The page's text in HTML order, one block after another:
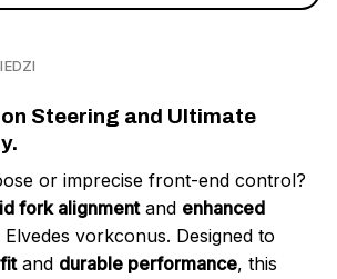
Steering and Ultimate
or imprecise front-end control?
fork alignmentand enhanced
vorkconus. Designed to
and durable performance, this